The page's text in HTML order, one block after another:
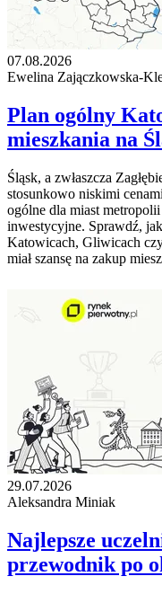
07.08.2026
Ewelina Zajączkowska-
Plan ogólny
mieszkania na
Śląsk, a zwłaszcza
stosunkowo niskimi
ogólne dla miast
inwestycyjne. Sprawdź,
Katowicach, Gliwicach
miał szansę na zakup
29.07.2026
Aleksandra Miniak
Najlepsze
przewodnik po